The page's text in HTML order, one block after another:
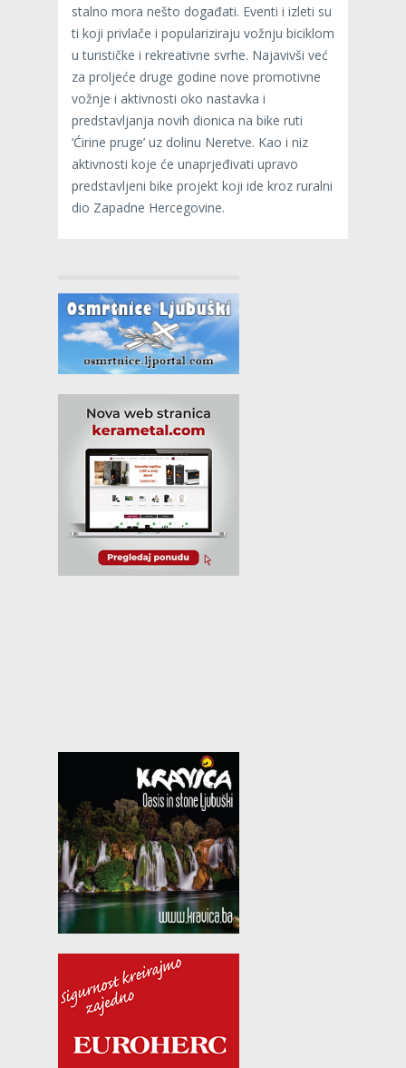
stalno mora nešto događati. Eventi i izleti su
ti koji privlače i populariziraju vožnju biciklom
u turističke i rekreativne svrhe. Najavivši već
za proljeće druge godine nove promotivne
vožnje i aktivnosti oko nastavka i
predstavljanja novih dionica na bike ruti
‘Ćirine pruge’ uz dolinu Neretve. Kao i niz
aktivnosti koje će unaprjeđivati upravo
predstavljeni bike projekt koji ide kroz ruralni
dio Zapadne Hercegovine.